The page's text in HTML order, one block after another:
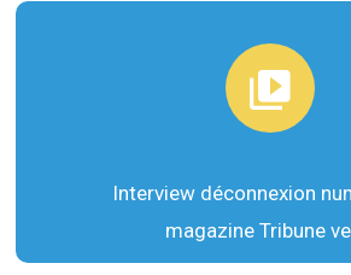
Interview déconnexion
magazine Tribune